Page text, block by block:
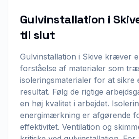
Gulvinstallation i
til slut
Gulvinstallation i Skive kræver
forståelse af materialer som
isoleringsmaterialer for at sikre
resultat. Følg de rigtige
en høj kvalitet i arbejdet.
energimærkning er afgørende
effektivitet. Ventilation og